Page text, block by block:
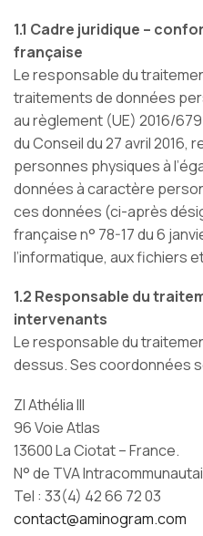
1.1 Cadre juridique –
française
Le responsable du
traitements de données
au règlement (UE) 2016/
du Conseil du 27 avril 2016,
personnes physiques à
données à caractère
ces données (ci-après
française n° 78-17 du 6
l’informatique, aux fichiers
1.2 Responsable du
intervenants
Le responsable du
dessus. Ses coordonnées
ZI Athélia III
96 Voie Atlas
13600 La Ciotat – France.
N° de TVA
Tel : 33(4) 42 66 72 03
contact@aminogram.com